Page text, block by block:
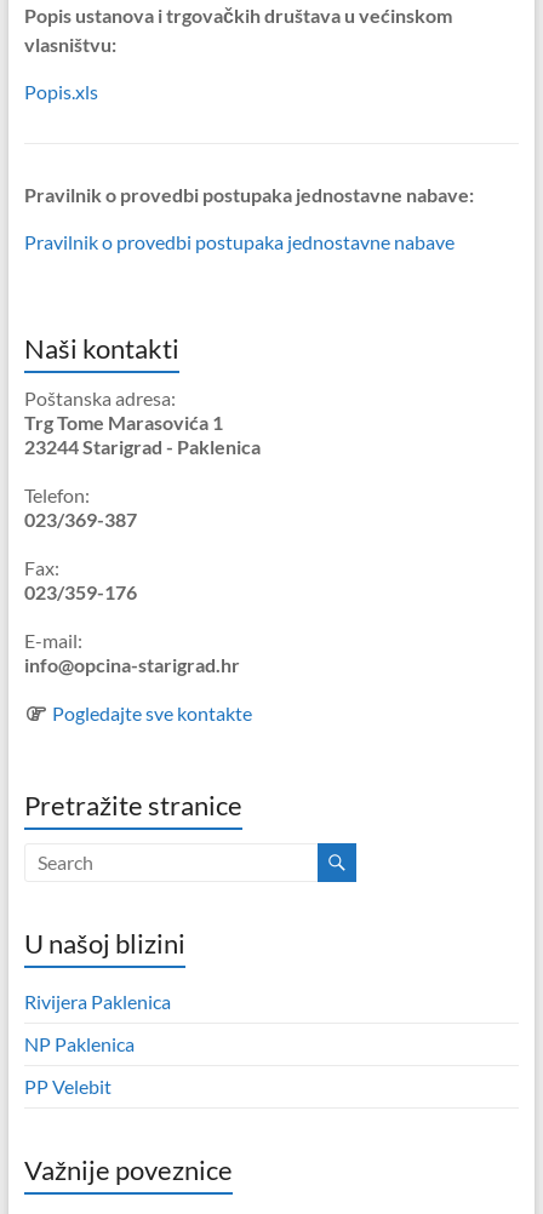
Popis ustanova i trgovačkih društava u većinskom
vlasništvu:
Popis.xls
Pravilnik o provedbi postupaka jednostavne nabave:
Pravilnik o provedbi postupaka jednostavne nabave
Naši kontakti
Poštanska adresa:
Trg Tome Marasovića 1
23244 Starigrad - Paklenica
Telefon:
023/369-387
Fax:
023/359-176
E-mail:
info@opcina-starigrad.hr
Pogledajte sve kontakte
Pretražite stranice
U našoj blizini
Rivijera Paklenica
NP Paklenica
PP Velebit
Važnije poveznice